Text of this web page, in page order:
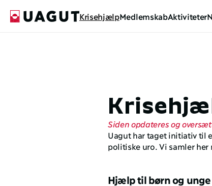
KrisehjælpMedlemskabAktiviteter
Siden opdateres og
Uagut har taget initiativ til
politiske uro. Vi samler
Hjælp til børn og unge